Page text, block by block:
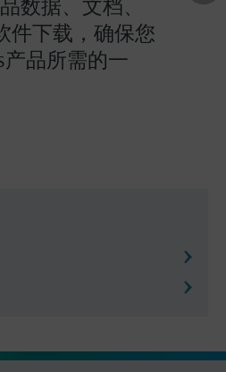
数据、文档、
件下载，确保您
品所需的一